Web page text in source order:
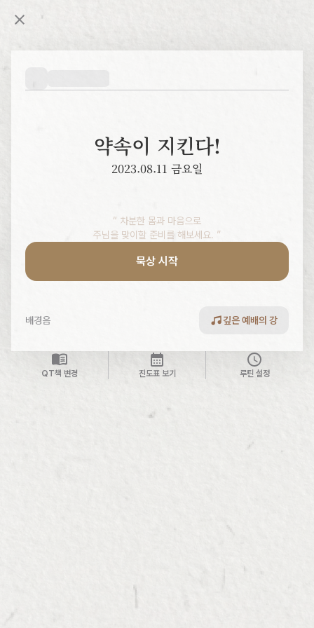
약속이 지킨다!
2023.08.11 금요일
“ 차분한 몸과 마음으로
주님을 맞이할 준비를 해보세요. ”
묵상 시작
배경음 깊은 예배의 강
QT책 변경 진도표 보기 루틴 설정